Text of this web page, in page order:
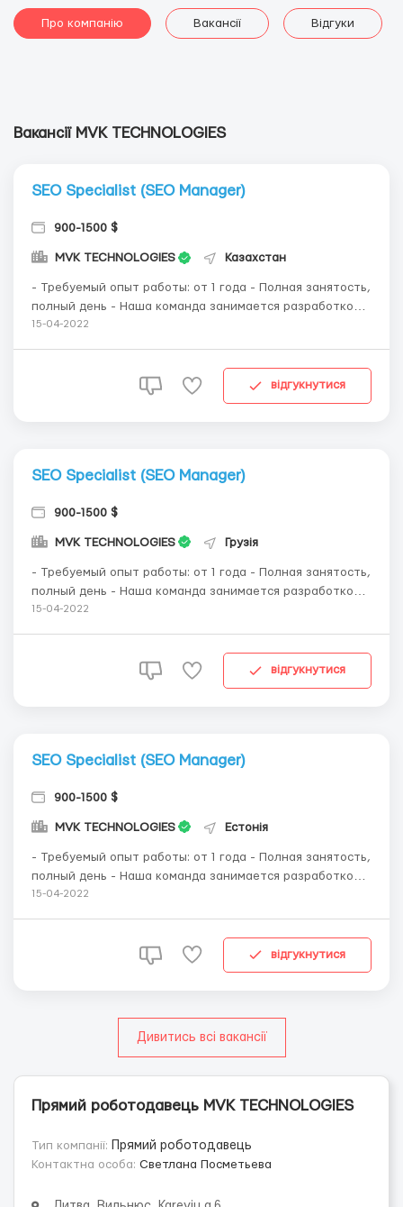
Про компанію Вакансії Відгуки
Вакансії MVK TECHNOLOGIES
SEO Specialist (SEO Manager)
900-1500 $
MVK TECHNOLOGIES Казахстан
- Требуемый опыт работы: от 1 года - Полная занятость,
полный день - Наша команда занимается разработкой и
продвижением in-house проектов на международных
фриланса и совмещения. - Нам нужен человек,...
15-04-2022
відгукнутися
SEO Specialist (SEO Manager)
900-1500 $
MVK TECHNOLOGIES Грузія
- Требуемый опыт работы: от 1 года - Полная занятость,
полный день - Наша команда занимается разработкой и
продвижением in-house проектов на международных
фриланса и совмещения. - Нам нужен человек,...
15-04-2022
відгукнутися
SEO Specialist (SEO Manager)
900-1500 $
MVK TECHNOLOGIES Естонія
- Требуемый опыт работы: от 1 года - Полная занятость,
полный день - Наша команда занимается разработкой и
продвижением in-house проектов на международных
фриланса и совмещения. - Нам нужен человек,...
15-04-2022
відгукнутися
Дивитись всі вакансії
Прямий роботодавець MVK TECHNOLOGIES
Тип компанії:
Прямий роботодавець
Контактна особа: Светлана Посметьева